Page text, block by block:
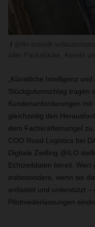
„Künstliche Intelligenz
Stückgutumschlag tragen
Kundenanforderungen
gleichzeitig den
dem Fachkräftemangel zu
COO Road Logistics bei
Digitale Zwilling @ILO
Echtzeitdaten bereit. Wert
insbesondere, wenn sie
entlastet und unterstützt –
Pilotniederlassungen